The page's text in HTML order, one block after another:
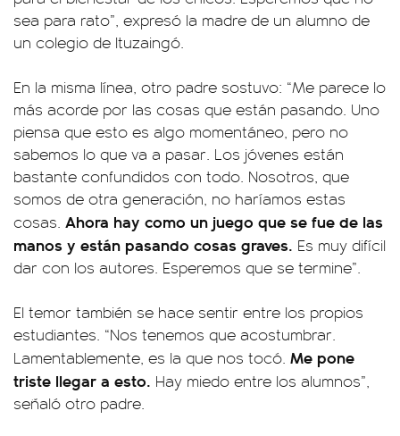
sea para rato”, expresó la madre de un alumno de
un colegio de Ituzaingó.
En la misma línea, otro padre sostuvo: “Me parece lo
más acorde por las cosas que están pasando. Uno
piensa que esto es algo momentáneo, pero no
sabemos lo que va a pasar. Los jóvenes están
bastante confundidos con todo. Nosotros, que
somos de otra generación, no haríamos estas
cosas. Ahora hay como un juego que se fue de las
manos y están pasando cosas graves. Es muy difícil
dar con los autores. Esperemos que se termine”.
El temor también se hace sentir entre los propios
estudiantes. “Nos tenemos que acostumbrar.
Lamentablemente, es la que nos tocó. Me pone
triste llegar a esto. Hay miedo entre los alumnos”,
señaló otro padre.